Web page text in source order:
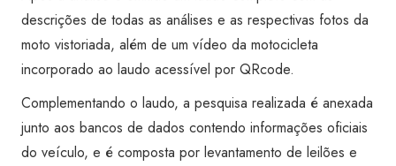
descrições de todas as análises e as respectivas fotos da
moto vistoriada, além de um vídeo da motocicleta
incorporado ao laudo acessível por QRcode.
Complementando o laudo, a pesquisa realizada é anexada
junto aos bancos de dados contendo informações oficiais
do veículo, e é composta por levantamento de leilões e